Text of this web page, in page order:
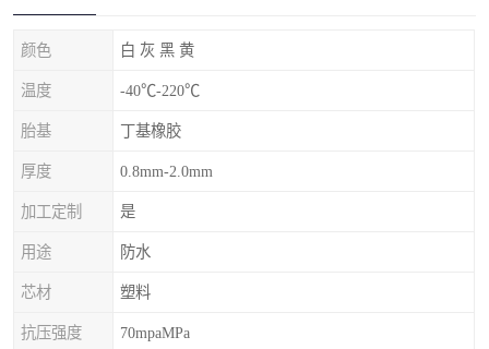
颜色 白 灰 黑 黄
温度 -40℃-220℃
胎基 丁基橡胶
厚度 0.8mm-2.0mm
加工定制 是
用途 防水
芯材 塑料
抗压强度 70mpaMPa